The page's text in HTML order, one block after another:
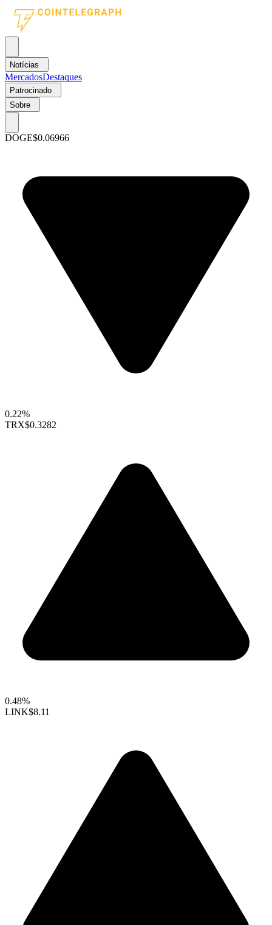
Notícias
MercadosDestaques
Patrocinado
Sobre
DOGE$0.06966
0.22%
TRX$0.3282
0.48%
LINK$8.11